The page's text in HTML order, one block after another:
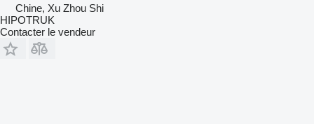
Chine, Xu Zhou Shi
HIPOTRUK
Contacter le vendeur